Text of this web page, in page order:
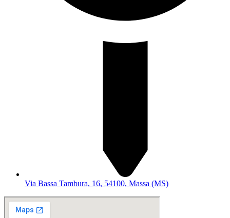
Via Bassa Tambura, 16, 54100, Massa (MS)